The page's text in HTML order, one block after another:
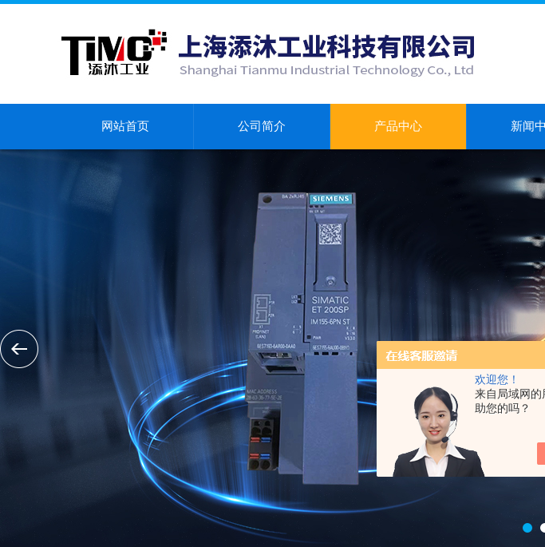
欢迎您！
来自局域网
助您的吗？
网站首页 公司简介 产品中心 新闻